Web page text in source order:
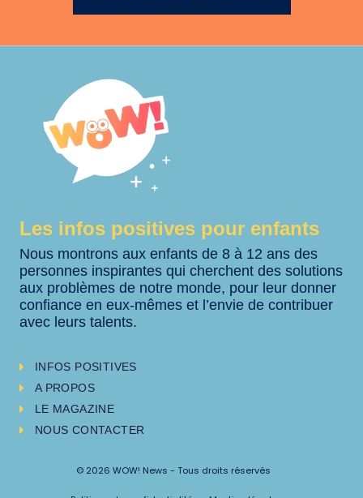
Les infos positives pour enfants
Nous montrons aux enfants de 8 à 12 ans des
personnes inspirantes qui cherchent des solutions
aux problèmes de notre monde, pour leur donner
confiance en eux-mêmes et l’envie de contribuer
avec leurs talents.
INFOS POSITIVES
A PROPOS
LE MAGAZINE
NOUS CONTACTER
© 2026 WOW! News - Tous droits réservés